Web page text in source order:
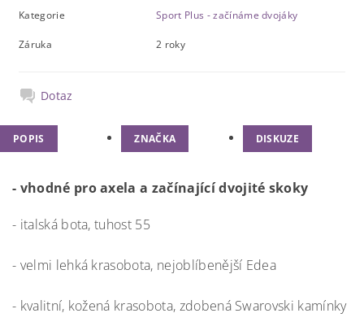
Kategorie Sport Plus - začínáme dvojáky
Záruka 2 roky
Dotaz
POPIS ZNAČKA DISKUZE
- vhodné pro axela a začínající dvojité skoky
- italská bota, tuhost 55
- velmi lehká krasobota, nejoblíbenější Edea
- kvalitní, kožená krasobota, zdobená Swarovski kamínky